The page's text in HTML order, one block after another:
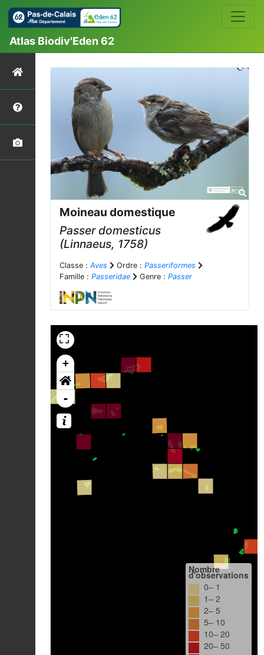
Atlas Biodiv'Eden 62
Moineau domestique
Passer domesticus
(Linnaeus, 1758)
Classe : Aves Ordre : Passeriformes
Famille : Passeridae Genre : Passer
+
-
Nombre
d'observations
0– 1
1– 2
2– 5
5– 10
10– 20
20– 50